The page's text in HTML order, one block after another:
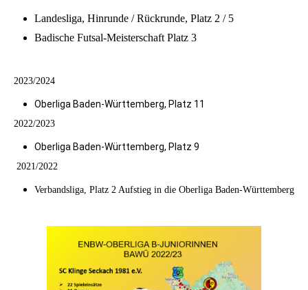
Landesliga, Hinrunde / Rückrunde, Platz 2 / 5
Badische Futsal-Meisterschaft Platz 3
2023/2024
Oberliga Baden-Württemberg, Platz 11
2022/2023
Oberliga Baden-Württemberg, Platz 9
2021/2022
Verbandsliga, Platz 2 Aufstieg in die Oberliga Baden-Württemberg